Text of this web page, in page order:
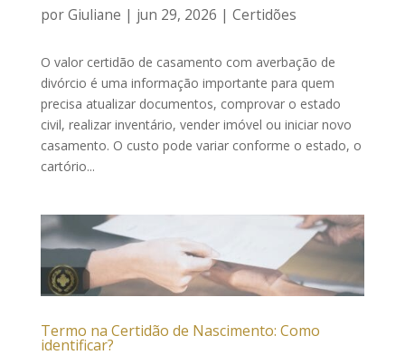
porGiuliane | jun 29, 2026 | Certidões
O valor certidão de casamento com averbação de
divórcio é uma informação importante para quem
precisa atualizar documentos, comprovar o estado
civil, realizar inventário, vender imóvel ou iniciar novo
casamento. O custo pode variar conforme o estado, o
cartório...
Termo na Certidão de Nascimento: Como
identificar?